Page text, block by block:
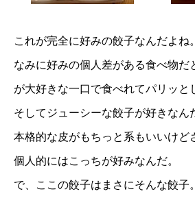
これが完全に好みの餃子なんだよね
なみに好みの個人差がある食べ物だ
が大好きな一口で食べれてパリッと
そしてジューシーな餃子が好きなん
本格的な皮がもちっと系もいいけど
個人的にはこっちが好みなんだ。
で、ここの餃子はまさにそんな餃子。